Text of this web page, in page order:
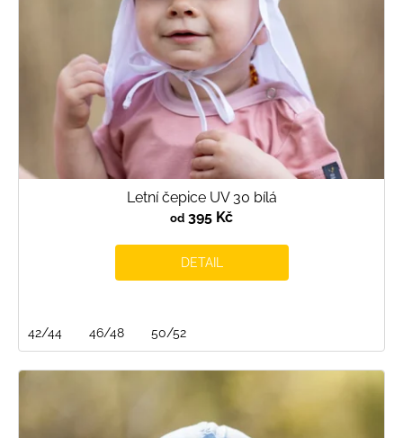
Letní čepice UV 30 bílá
od 395 Kč
DETAIL
42/44 46/48 50/52